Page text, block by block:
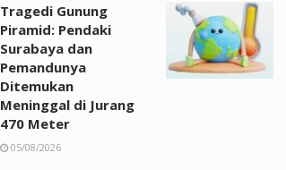
Tragedi Gunung
Piramid: Pendaki
Surabaya dan
Pemandunya
Ditemukan
Meninggal di Jurang
470 Meter
05/08/2026